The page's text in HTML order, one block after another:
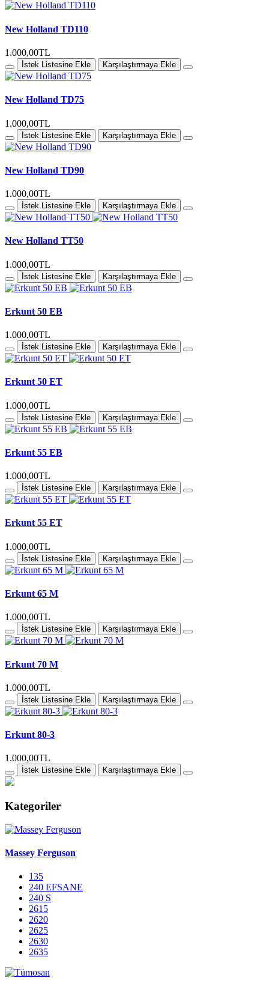
New Holland TD110
1.000,00TL
İstek Listesine Ekle Karşılaştırmaya Ekle
New Holland TD75
1.000,00TL
İstek Listesine Ekle Karşılaştırmaya Ekle
New Holland TD90
1.000,00TL
İstek Listesine Ekle Karşılaştırmaya Ekle
New Holland TT50
1.000,00TL
İstek Listesine Ekle Karşılaştırmaya Ekle
Erkunt 50 EB
1.000,00TL
İstek Listesine Ekle Karşılaştırmaya Ekle
Erkunt 50 ET
1.000,00TL
İstek Listesine Ekle Karşılaştırmaya Ekle
Erkunt 55 EB
1.000,00TL
İstek Listesine Ekle Karşılaştırmaya Ekle
Erkunt 55 ET
1.000,00TL
İstek Listesine Ekle Karşılaştırmaya Ekle
Erkunt 65 M
1.000,00TL
İstek Listesine Ekle Karşılaştırmaya Ekle
Erkunt 70 M
1.000,00TL
İstek Listesine Ekle Karşılaştırmaya Ekle
Erkunt 80-3
1.000,00TL
İstek Listesine Ekle Karşılaştırmaya Ekle
Kategoriler
Massey Ferguson
135
240 EFSANE
240 S
2615
2620
2625
2630
2635